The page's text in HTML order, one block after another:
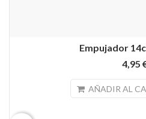
Empujador
4,95
AÑADIR AL